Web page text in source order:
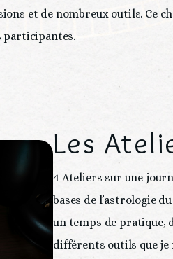
et de nombreux outils. Ce
participantes.
Les
4 Ateliers sur une
bases de l’astrologie
un temps de pratique,
différents outils que